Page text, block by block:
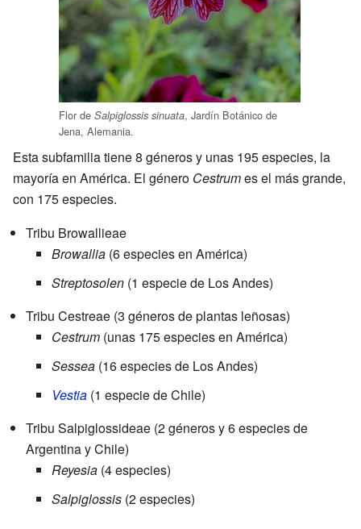
Flor de Salpiglossis sinuata, Jardín Botánico de
Jena, Alemania.
Esta subfamilia tiene 8 géneros y unas 195 especies, la
mayoría en América. El género Cestrumes el más grande,
con 175 especies.
Tribu Browallieae
Browallia (6 especies en América)
Streptosolen (1 especie de Los Andes)
Tribu Cestreae (3 géneros de plantas leñosas)
Cestrum (unas 175 especies en América)
Sessea (16 especies de Los Andes)
Vestia (1 especie de Chile)
Tribu Salpiglossideae (2 géneros y 6 especies de
Argentina y Chile)
Reyesia (4 especies)
Salpiglossis (2 especies)